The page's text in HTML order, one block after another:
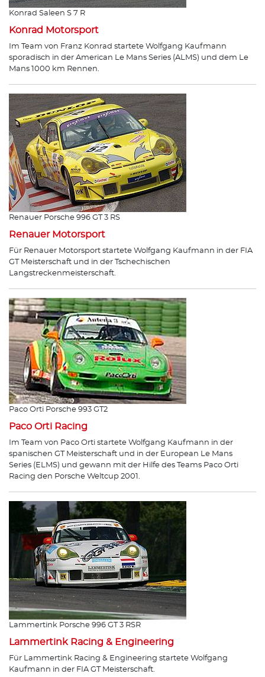
Konrad Saleen S 7 R
Konrad Motorsport
Im Team von Franz Konrad startete Wolfgang Kaufmann
sporadisch in der American Le Mans Series (ALMS) und dem Le
Mans 1000 km Rennen.
Renauer Porsche 996 GT 3 RS
Renauer Motorsport
Für Renauer Motorsport startete Wolfgang Kaufmann in der FIA
GT Meisterschaft und in der Tschechischen
Langstreckenmeisterschaft.
Paco Orti Porsche 993 GT2
Paco Orti Racing
Im Team von Paco Orti startete Wolfgang Kaufmann in der
spanischen GT Meisterschaft und in der European Le Mans
Series (ELMS) und gewann mit der Hilfe des Teams Paco Orti
Racing den Porsche Weltcup 2001.
Lammertink Porsche 996 GT 3 RSR
Lammertink Racing & Engineering
Für Lammertink Racing & Engineering startete Wolfgang
Kaufmann in der FIA GT Meisterschaft.